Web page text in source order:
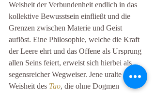
Weisheit der Verbundenheit endlich in das
kollektive Bewusstsein einfließt und die
Grenzen zwischen Materie und Geist
auflöst. Eine Philosophie, welche die Kraft
der Leere ehrt und das Offene als Ursprung
allen Seins feiert, erweist sich hierbei als
segensreicher Wegweiser. Jene uralte
Weisheit des Tao, die ohne Dogmen